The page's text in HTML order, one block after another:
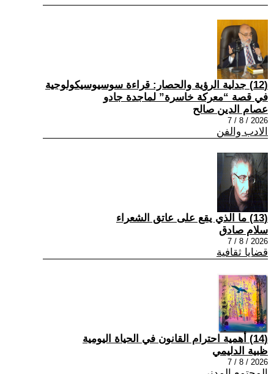
(12) جدلية الرؤية والحصار: قراءة سوسيوسيكولوجية
في قصة “معركة خاسرة” لماجدة جادو
عصام الدين صالح
2026 / 8 / 7
الادب والفن
(13) ما الذي يقع على عاتق الشعراء
سلام صادق
2026 / 8 / 7
قضايا ثقافية
(14) أهمية احترام القانون في الحياة اليومية
ظبية الدليمي
2026 / 8 / 7